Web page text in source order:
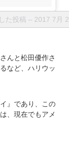
た投稿 – 2017 7月
んと松田優作さ
など、ハリウッ
』であり、この
、現在でもアメ